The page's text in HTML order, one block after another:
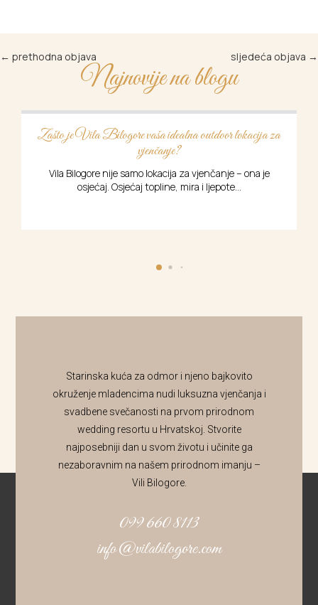
← prethodna objava sljedeća objava →
Najnovije na blogu
Zašto je Vila Bilogore vaša idealna outdoor lokacija za
vjenčanje?
Vila Bilogore nije samo lokacija za vjenčanje – ona je
osjećaj. Osjećaj topline, mira i ljepote...
Starinska kuća za odmor i njeno bajkovito
okruženje mladencima nudi luksuzna vjenčanja i
svadbene svečanosti na prvom prirodnom
wedding resortu u Hrvatskoj. Stvorite
najposebniji dan u svom životu i učinite ga
nezaboravnim na našem prirodnom imanju –
Vili Bilogore.
099 660 8113
info@vilabilogore.com